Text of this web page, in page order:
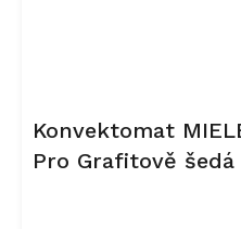
Konvektomat
Pro Grafitově šedá